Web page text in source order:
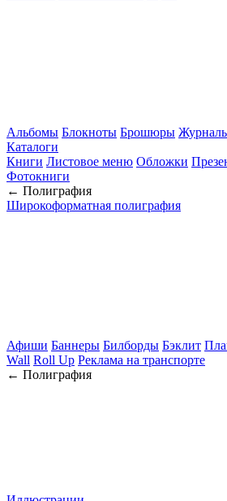
Альбомы Блокноты Брошюры
Каталоги
Книги Листовое меню Обложки
Фотокниги
← Полиграфия
Широкоформатная полиграфия
Афиши Баннеры Билборды Бэклит
Wall Roll Up Реклама на транспорте
← Полиграфия